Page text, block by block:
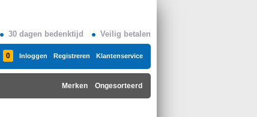
30 dagen bedenktijd Veilig betalen
0 Inloggen Registreren Klantenservice
Ongesorteerd
Merken